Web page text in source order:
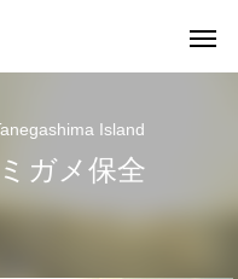
Island
ガメ保全